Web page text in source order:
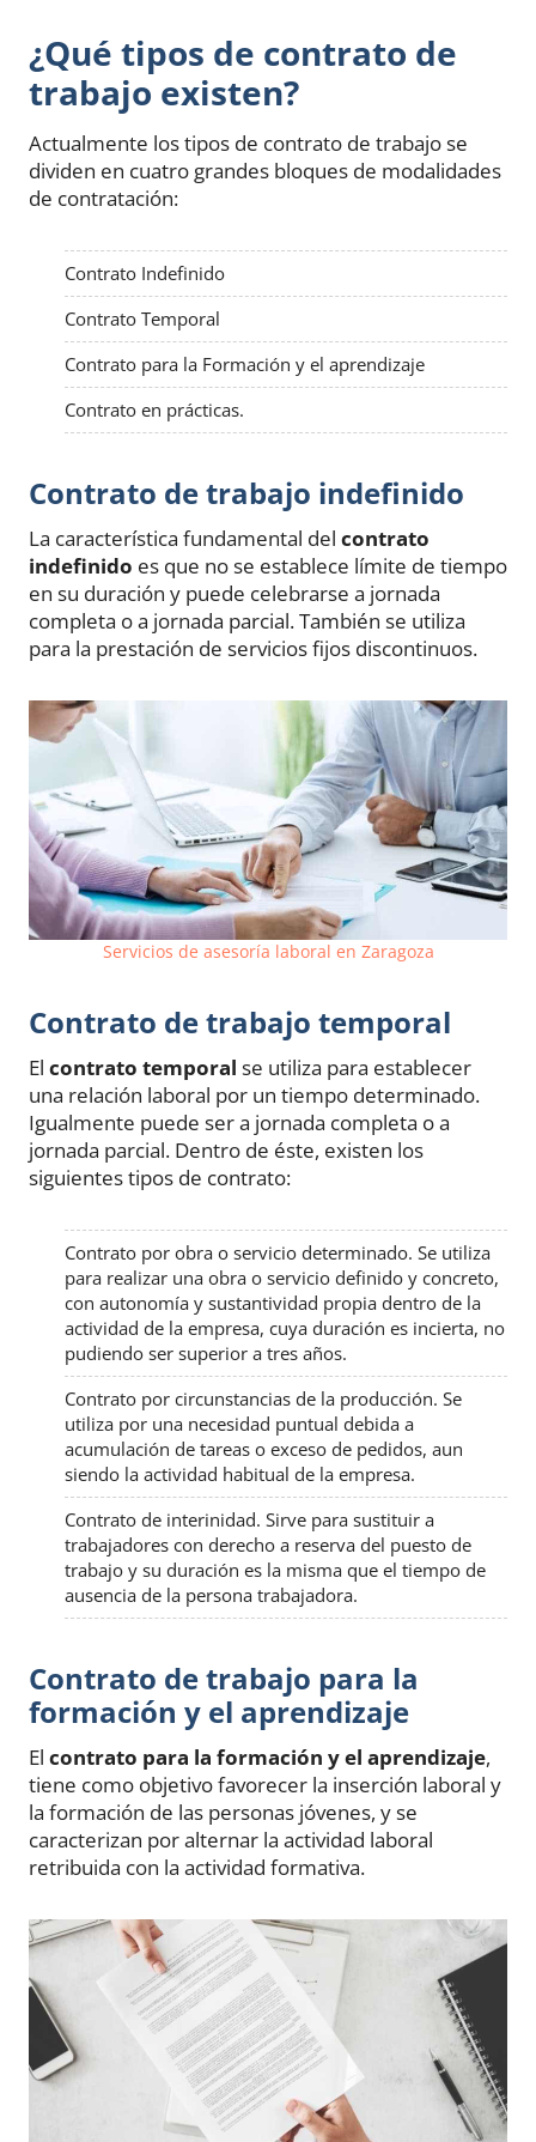
¿Qué tipos de contrato de
trabajo existen?
Actualmente los tipos de contrato de trabajo se
dividen en cuatro grandes bloques de modalidades
de contratación:
Contrato Indefinido
Contrato Temporal
Contrato para la Formación y el aprendizaje
Contrato en prácticas.
Contrato de trabajo indefinido
La característica fundamental del contrato
indefinido es que no se establece límite de tiempo
en su duración y puede celebrarse a jornada
completa o a jornada parcial. También se utiliza
para la prestación de servicios fijos discontinuos.
Servicios de asesoría laboral en Zaragoza
Contrato de trabajo temporal
El contrato temporal se utiliza para establecer
una relación laboral por un tiempo determinado.
Igualmente puede ser a jornada completa o a
jornada parcial. Dentro de éste, existen los
siguientes tipos de contrato:
Contrato por obra o servicio determinado. Se utiliza
para realizar una obra o servicio definido y concreto,
con autonomía y sustantividad propia dentro de la
actividad de la empresa, cuya duración es incierta, no
pudiendo ser superior a tres años.
Contrato por circunstancias de la producción. Se
utiliza por una necesidad puntual debida a
acumulación de tareas o exceso de pedidos, aun
siendo la actividad habitual de la empresa.
Contrato de interinidad. Sirve para sustituir a
trabajadores con derecho a reserva del puesto de
trabajo y su duración es la misma que el tiempo de
ausencia de la persona trabajadora.
Contrato de trabajo para la
formación y el aprendizaje
El contrato para la formación y el aprendizaje,
tiene como objetivo favorecer la inserción laboral y
la formación de las personas jóvenes, y se
caracterizan por alternar la actividad laboral
retribuida con la actividad formativa.